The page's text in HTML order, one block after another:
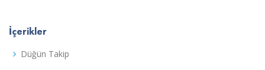
İçerikler
Düğün Takip